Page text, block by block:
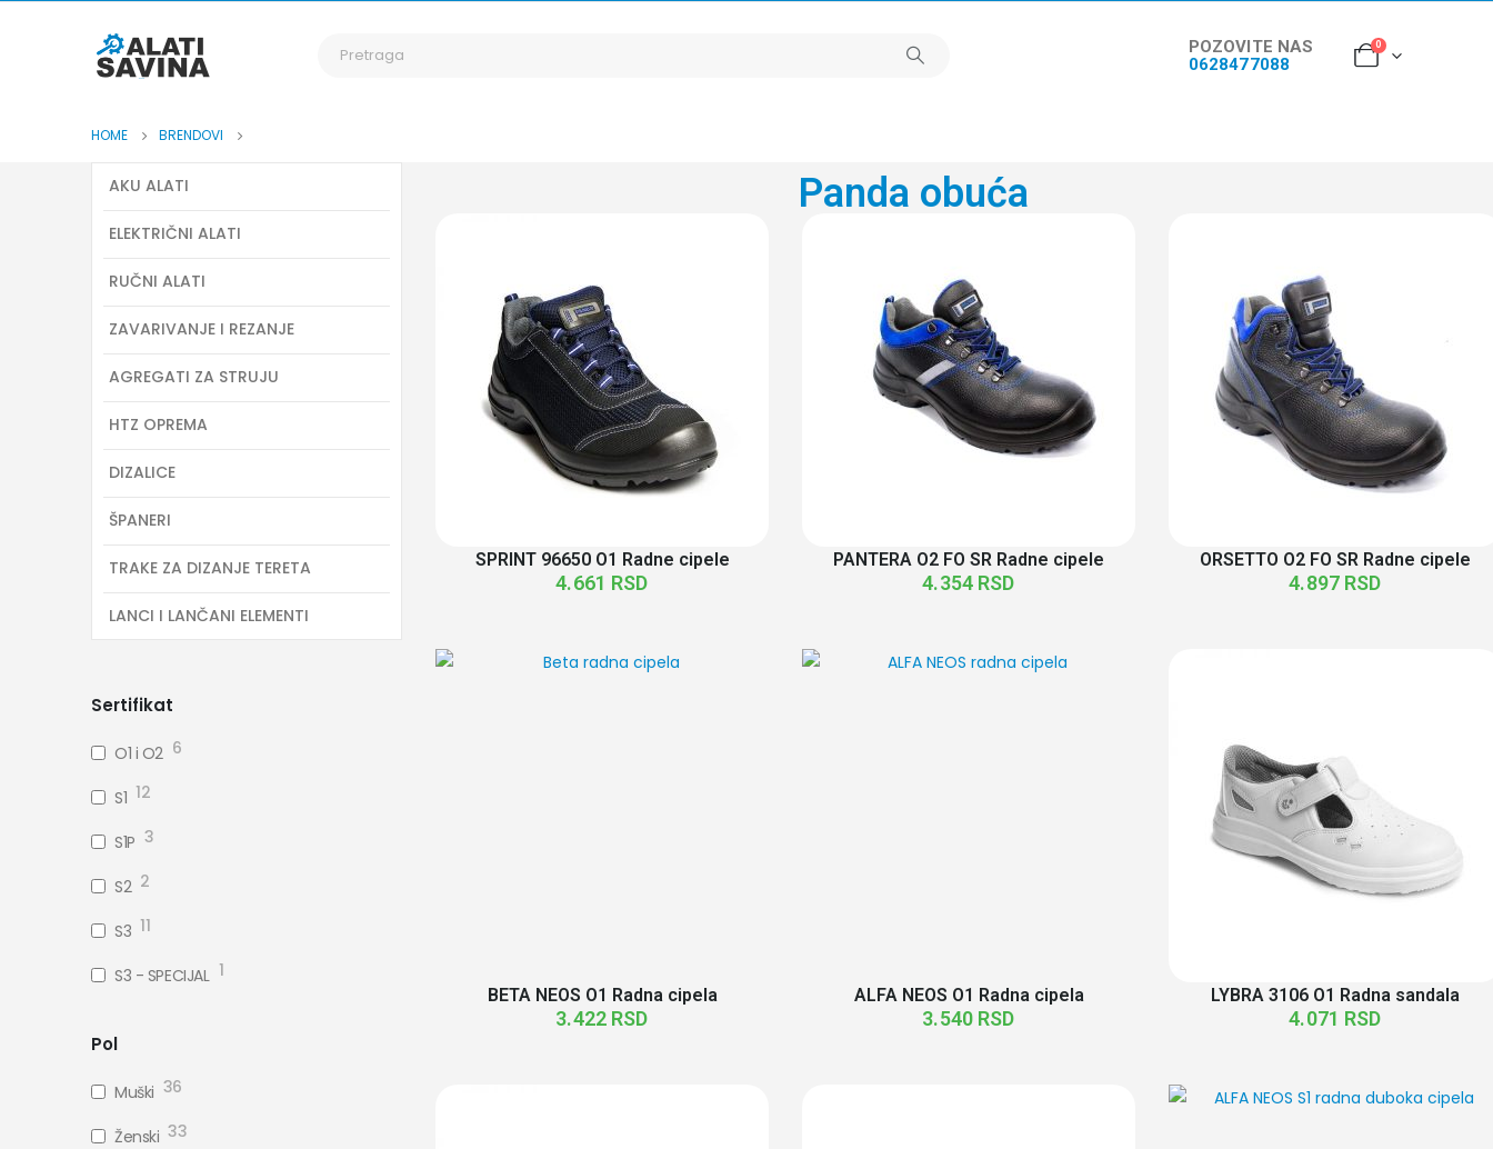
POZOVITE NAS
0628477088
0
HOME BRENDOVI
Panda obuća
SPRINT 96650 O1 Radne cipele
4.661 RSD
PANTERA O2 FO SR Radne cipele
4.354 RSD
ORSETTO O2 FO SR Radne cipele
4.897 RSD
BETA NEOS O1 Radna cipela
3.422 RSD
ALFA NEOS O1 Radna cipela
3.540 RSD
LYBRA 3106 O1 Radna sandala
4.071 RSD
AKU ALATI
ELEKTRIČNI ALATI
RUČNI ALATI
ZAVARIVANJE I REZANJE
AGREGATI ZA STRUJU
HTZ OPREMA
DIZALICE
ŠPANERI
TRAKE ZA DIZANJE TERETA
LANCI I LANČANI ELEMENTI
Sertifikat
O1 i O2 6
S1 12
S1P 3
S2 2
S3 11
S3 - SPECIJAL 1
Pol
Muški 36
Ženski 33